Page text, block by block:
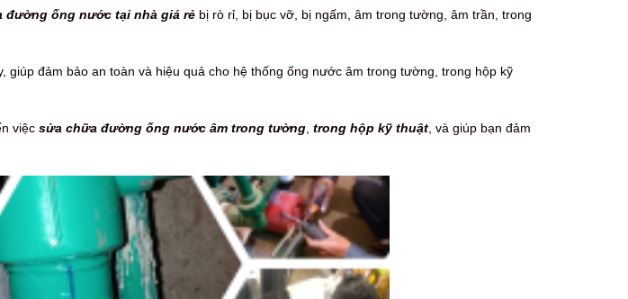
đường ống nước tại nhà giá rẻ bị rò rỉ, bị bục vỡ, bị ngấm, âm trong tường, âm trần, trong
đảm bảo an toàn và hiệu quả cho hệ thống ống nước âm trong tường, trong hộp kỹ
việc sửa chữa đường ống nước âm trong tường, trong hộp kỹ thuật, và giúp bạn đảm